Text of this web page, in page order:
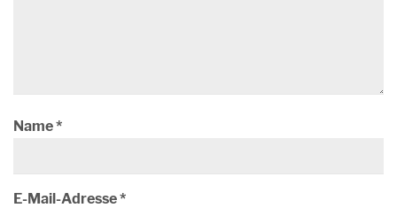
Name*
E-Mail-Adresse*